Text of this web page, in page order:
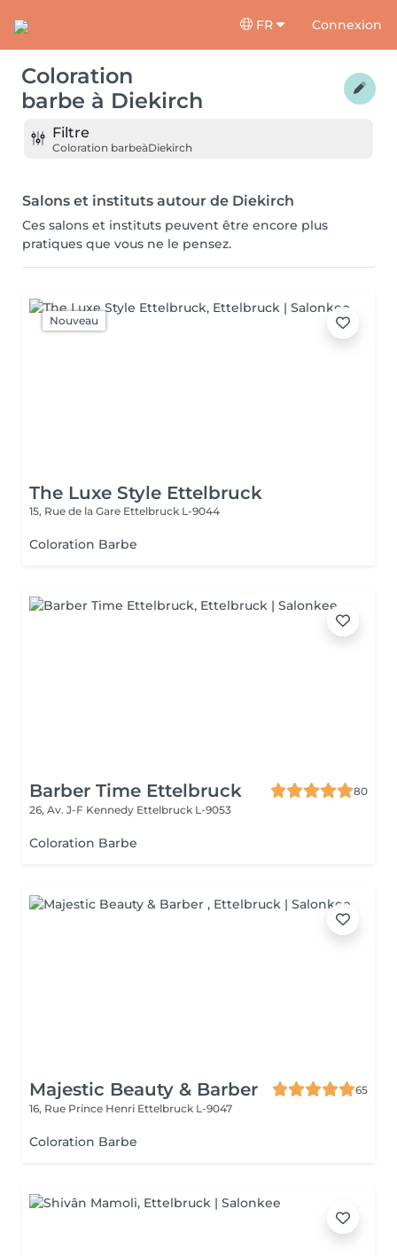
FR Connexion
Coloration
barbe à Diekirch
Filtre
Coloration barbeàDiekirch
Salons et instituts autour de Diekirch
Ces salons et instituts peuvent être encore plus
pratiques que vous ne le pensez.
Nouveau
The Luxe Style Ettelbruck
15, Rue de la Gare Ettelbruck L-9044
Coloration Barbe
Barber Time Ettelbruck
80
26, Av. J-F Kennedy Ettelbruck L-9053
Coloration Barbe
Majestic Beauty & Barber
65
16, Rue Prince Henri Ettelbruck L-9047
Coloration Barbe